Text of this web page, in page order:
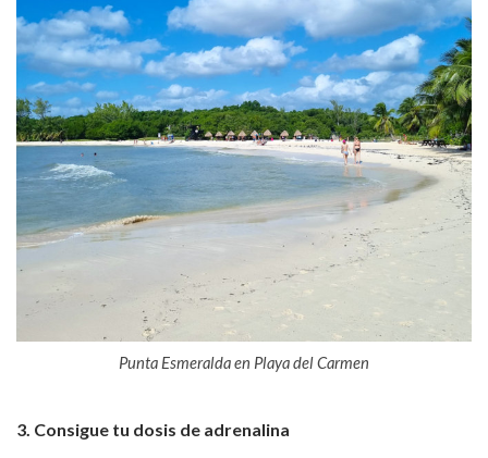
Punta Esmeralda en Playa del Carmen
3. Consigue tu dosis de adrenalina